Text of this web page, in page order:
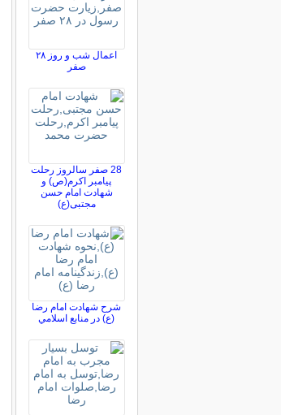
اعمال شب و روز ۲۸
صفر
28 صفر سالروز رحلت
پیامبر اکرم(ص) و
شهادت امام حسن
مجتبی(ع)
شرح شهادت امام رضا
(ع) در منابع اسلامي